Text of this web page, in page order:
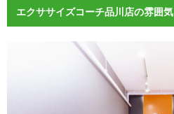
エクササイズコーチ品川店の雰囲気